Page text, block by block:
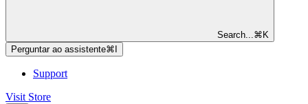
Search...⌘ K
Perguntar ao assistente⌘
Support
Visit Store